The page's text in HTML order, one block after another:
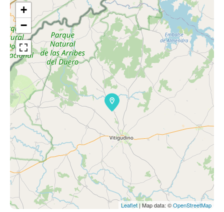
+
−
Leaflet | Map data: ©OpenStreetMap